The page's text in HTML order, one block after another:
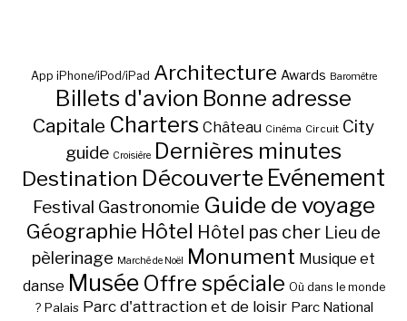
App iPhone/iPod/iPad Architecture Awards Baromètre
Billets d'avion Bonne adresse
Capitale Charters Château Cinéma Circuit City
guide Croisière Dernières minutes
Destination Découverte Evénement
Festival Gastronomie Guide de voyage
Géographie Hôtel Hôtel pas cher Lieu de
pèlerinage Marché de Noël Monument Musique et
danse Musée Offre spéciale Où dans le monde
? Palais Parc d'attraction et de loisir Parc National